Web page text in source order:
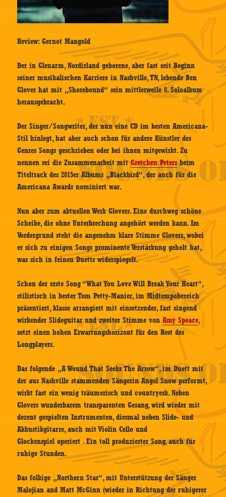
Review: Gernot Mangold
Der in Glenarm, Nordirland geborene, aber fast seit Beginn
seiner musikalischen Karriere in Nashville, TN, lebende Ben
Glover hat mit „Shorebound“ sein mittlerweile 8. Soloalbum
herausgebracht.
Der Singer/Songwriter, der nun eine CD im besten Americana-
Stil hinlegt, hat aber auch schon für andere Künstler des
Genres Songs geschrieben oder bei ihnen mitgewirkt. Zu
nennen sei die Zusammenarbeit mitGretchen Petersbeim
Titeltrack des 2015er Albums „Blackbird“, der auch für die
Americana Awards nominiert war.
Nun aber zum aktuellen Werk Glovers. Eine durchweg schöne
Scheibe, die ohne Unterbrechung angehört werden kann. Im
Vordergrund steht die angenehm klare Stimme Glovers, wobei
er sich zu einigen Songs prominente Verstärkung geholt hat,
was sich in feinen Duetts widerspiegelt.
Schon der erste Song “What You Love Will Break Your Heart“,
stilistisch in bester Tom Petty-Manier, im Midtempobereich
präsentiert, klasse arrangiert mit einsetzender, fast singend
wirkender Slideguitar und zweiter Stimme vonAmy Speace,
setzt einen hohen Erwartungshorizont für den Rest des
Longplayers.
Das folgende „A Wound That Seeks The Arrow“, im Duett mit
der aus Nashville stammenden Sängerin Angel Snow performt,
wirkt fast ein wenig träumerisch und countryesk. Neben
Glovers wunderbarem transparenten Gesang, wird wieder mit
dezent gespielten Instrumenten, diesmal neben Slide- und
Akkustikgitarre, auch mit Violin Cello und
Glockenspiel operiert . Ein toll produzierter Song, auch für
ruhige Stunden.
Das folkige „Northern Star“, mit Unterstützung der Sänger
Malojian and Matt McGinn (wieder in Richtung der ruhigerer